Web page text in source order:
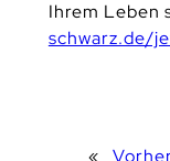
Ihrem Leben
schwarz.de/
«